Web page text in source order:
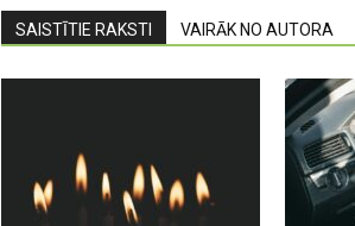
SAISTĪTIE RAKSTI VAIRĀK NO AUTORA